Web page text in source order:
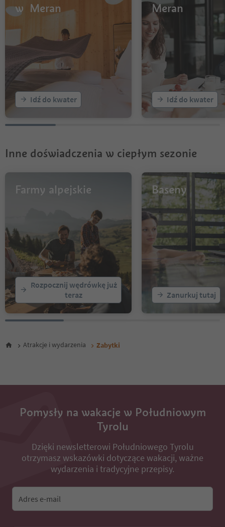
w Meran
Idź do kwater
Meran
Idź do kwater
Inne doświadczenia w ciepłym sezonie
Farmy alpejskie
Rozpocznij wędrówkę już
teraz
Baseny
Zanurkuj tutaj
Atrakcje i wydarzenia Zabytki
Pomysły na wakacje w Południowym
Tyrolu
Dzięki newsletterowi Południowego Tyrolu
otrzymasz wskazówki dotyczące wakacji, ważne
wydarzenia i tradycyjne przepisy.
Adres e-mail